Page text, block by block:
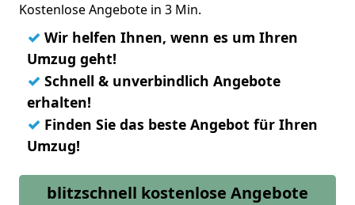
Kostenlose Angebote in 3 Min.
✓ Wir helfen Ihnen, wenn es um Ihren
Umzug geht!
✓ Schnell & unverbindlich Angebote
erhalten!
✓ Finden Sie das beste Angebot für Ihren
Umzug!
blitzschnell kostenlose Angebote